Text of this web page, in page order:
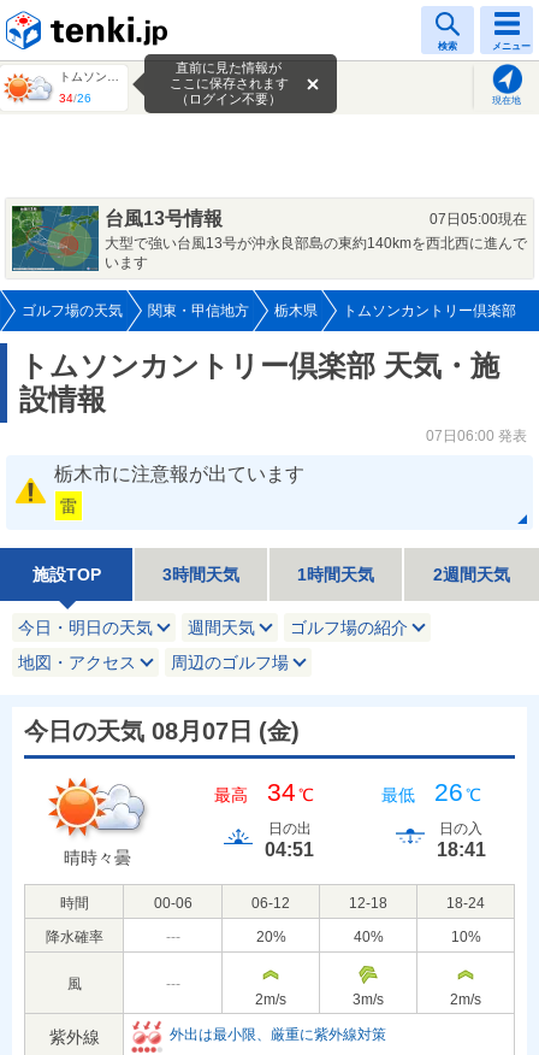
検索 メニュー
34/26 現在地
直前に見た情報が
ここに保存されます
（ログイン不要）
台風13号情報
07日05:00現在
大型で強い台風13号が沖永良部島の東約140kmを西北西に進んで
います
ゴルフ場の天気 関東・甲信地方 栃木県 トムソンカントリー倶楽部
トムソンカントリー倶楽部 天気・施
設情報
07日06:00 発表
栃木市に注意報が出ています
雷
施設TOP 3時間天気 1時間天気 2週間天気
今日・明日の天気 週間天気
ゴルフ場の紹介
地図・アクセス
周辺のゴルフ場
今日の天気 08月07日 (金)
晴時々曇
最高 34℃ 最低 26℃
日の出
04:51
日の入
18:41
時間 00-06 06-12 12-18
18-24
降水確率
--- 20% 40% 10%
風
---
2m/s 3m/s 2m/s
紫外線 外出は最小限、厳重に紫外線対策